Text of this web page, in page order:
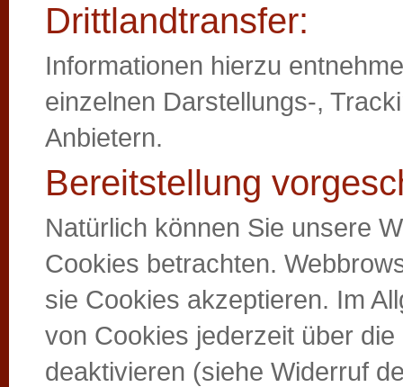
Drittlandtransfer:
Informationen hierzu
einzelnen Darstellungs-,
Anbietern.
Bereitstellung
Natürlich können Sie unsere
Cookies betrachten.
sie Cookies akzeptieren. Im
von Cookies jederzeit über
deaktivieren (siehe Widerruf